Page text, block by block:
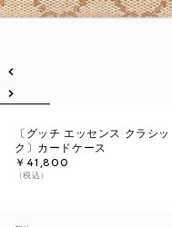
〔グッチ エッセンス クラシッ
ク〕カードケース
￥41,800
（税込）